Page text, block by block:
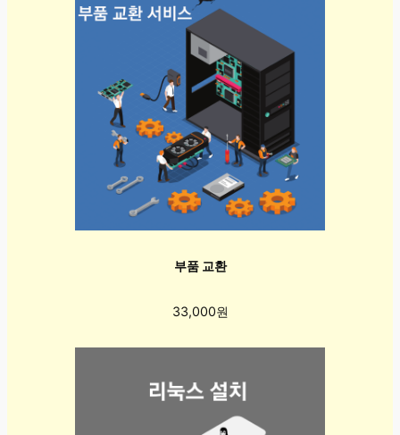
부품 교환
33,000원